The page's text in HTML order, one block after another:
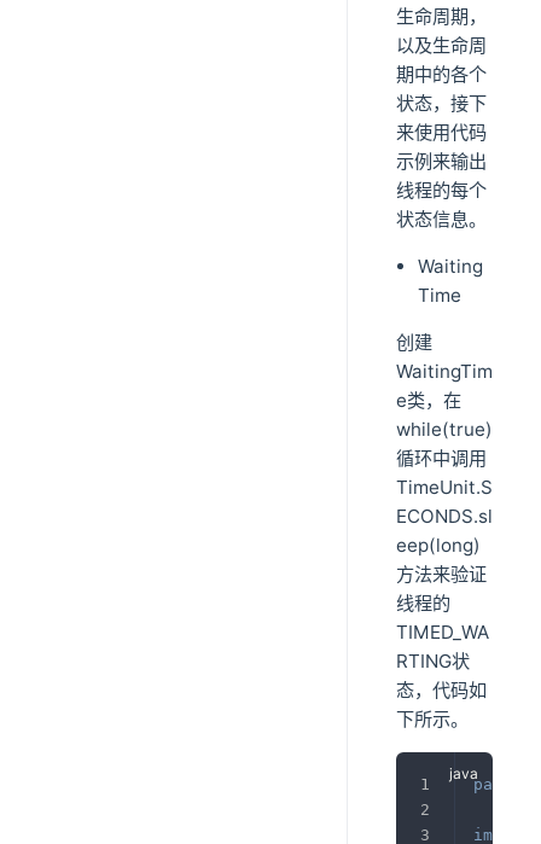
生命周期，
以及生命周
期中的各个
状态，接下
来使用代码
示例来输出
线程的每个
状态信息。
Waiting
Time
创建
WaitingTim
e类，在
while(true)
循环中调用
TimeUnit.S
ECONDS.sl
eep(long)
方法来验证
线程的
TIMED_WA
RTING状
态，代码如
下所示。
package
import